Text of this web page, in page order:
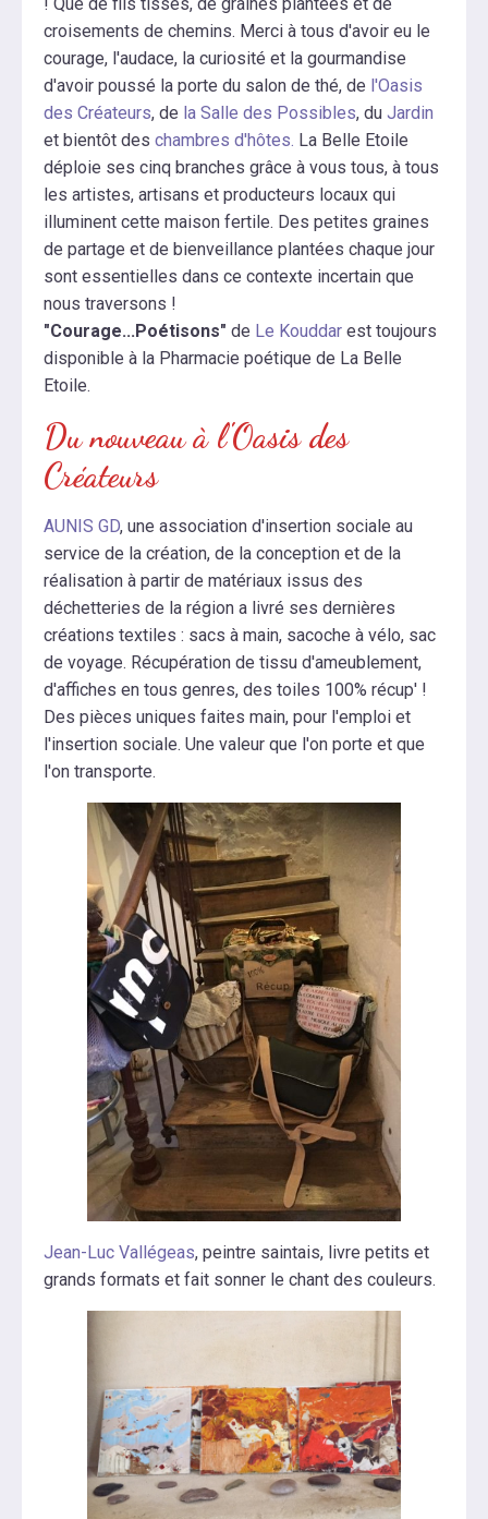
croisements de chemins. Merci à tous d'avoir eu le
courage, l'audace, la curiosité et la gourmandise
d'avoir poussé la porte du salon de thé, de l'Oasis
des Créateurs, de la Salle des Possibles, du Jardin
et bientôt des chambres d'hôtes La Belle Etoile
déploie ses cinq branches grâce à vous tous, à tous
les artistes, artisans et producteurs locaux qui
illuminent cette maison fertile. Des petites graines
de partage et de bienveillance plantées chaque jour
sont essentielles dans ce contexte incertain que
nous traversons !
"Courage...Poétisons" de Le Kouddar est toujours
disponible à la Pharmacie poétique de La Belle
Etoile.
Du nouveau à l'Oasis des
Créateurs
AUNIS GD, une association d'insertion sociale au
service de la création, de la conception et de la
réalisation à partir de matériaux issus des
déchetteries de la région a livré ses dernières
créations textiles : sacs à main, sacoche à vélo, sac
de voyage. Récupération de tissu d'ameublement,
d'affiches en tous genres, des toiles 100% récup' !
Des pièces uniques faites main, pour l'emploi et
l'insertion sociale. Une valeur que l'on porte et que
l'on transporte.
Jean-Luc Vallégeas, peintre saintais, livre petits et
grands formats et fait sonner le chant des couleurs.